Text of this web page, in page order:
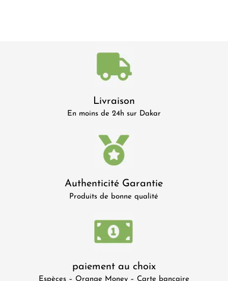
Livraison
En moins de 24h sur Dakar
Authenticité Garantie
Produits de bonne qualité
paiement au choix
Espèces – Orange Money – Carte bancaire